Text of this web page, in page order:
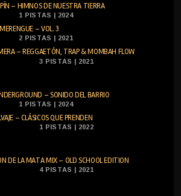
– HIMNOS DE NUESTRA TIERRA
1 PISTAS | 2024
– VOL. 3
2 PISTAS | 2021
– REGGAETÓN, TRAP & MOMBAH FLOW
3 PISTAS | 2021
– SONIDO DEL BARRIO
1 PISTAS | 2024
– CLÁSICOS QUE PRENDEN
1 PISTAS | 2022
DE LA MATA MIX – OLD SCHOOL EDITION
4 PISTAS | 2021